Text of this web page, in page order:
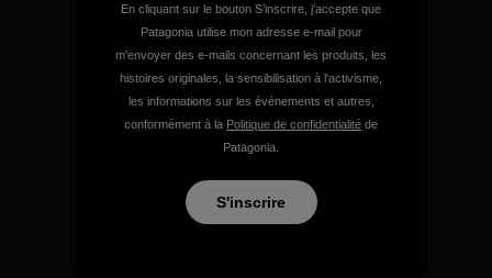
Nous garantissons tous les
produits que nous
fabriquons.
Voir la Garantie Ironclad
En cliquant sur le bouton S’inscrire, j'accepte que
Patagonia utilise mon adresse e-mail pour
m'envoyer des e-mails concernant les produits, les
histoires originales, la sensibilisation à l'activisme,
les informations sur les événements et autres,
conformément à la Politique de confidentialité de
Patagonia.
S'inscrire